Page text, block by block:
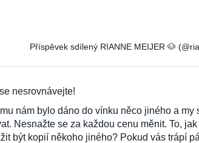
Příspěvek sdílený RIANNE MEIJER 🐶
nesrovnávejte!
nám bylo dáno do vínku něco jiného a my
Nesnažte se za každou cenu měnit. To,
být kopií někoho jiného? Pokud vás trápí